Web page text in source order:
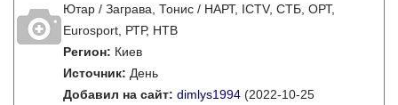
Ютар / Заграва, Тонис / НАРТ, ICTV, СТБ, ОРТ,
Eurosport, РТР, НТВ
Регион: Киев
Источник: День
Добавил на сайт: dimlys1994 (2022-10-25